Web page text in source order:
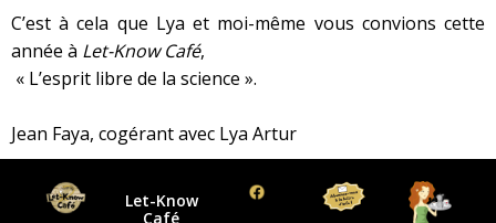
C’est à cela que Lya et moi-même vous convions cette
année à Let-Know Café,
« L’esprit libre de la science ».
Jean Faya, cogérant avec Lya Artur
Let-Know
Café